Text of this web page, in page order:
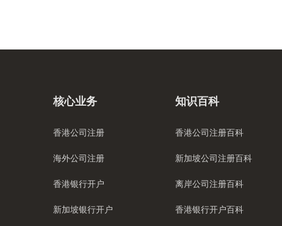
核心业务
香港公司注册
海外公司注册
香港银行开户
新加坡银行开户
知识百科
香港公司注册百科
新加坡公司注册百科
离岸公司注册百科
香港银行开户百科